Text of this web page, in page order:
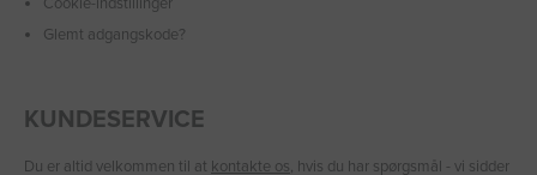
Glemt adgangskode?
KUNDESERVICE
Du er altid velkommen til at kontakte os, hvis du har spørgsmål - vi sidder